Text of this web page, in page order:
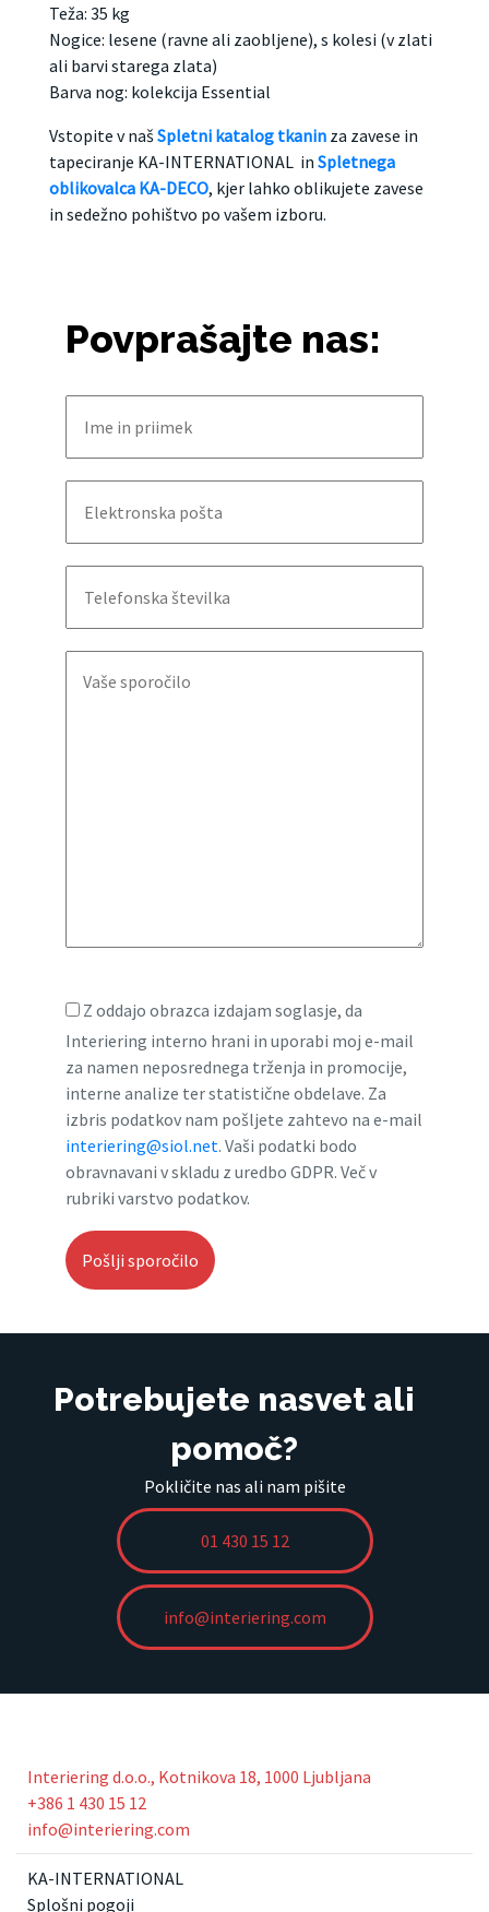
Teža: 35 kg
Nogice: lesene (ravne ali zaobljene), s kolesi (v zlati
ali barvi starega zlata)
Barva nog: kolekcija Essential
Vstopite v našSpletni katalog tkanin za zavese in
tapeciranje KA-INTERNATIONAL in Spletnega
oblikovalca KA-DECO, kjer lahko oblikujete zavese
in sedežno pohištvo po vašem izboru.
Povprašajte nas:
Z oddajo obrazca izdajam soglasje, da
Interiering interno hrani in uporabi moj e-mail
za namen neposrednega trženja in promocije,
interne analize ter statistične obdelave. Za
izbris podatkov nam pošljete zahtevo na e-mail
interiering@siol.net. Vaši podatki bodo
obravnavani v skladu z uredbo GDPR. Več v
rubriki varstvo podatkov.
Potrebujete nasvet ali
pomoč?
Pokličite nas ali nam pišite
01 430 15 12
info@interiering.com
Interiering d.o.o., Kotnikova 18, 1000 Ljubljana
+386 1 430 15 12
info@interiering.com
KA-INTERNATIONAL
Splošni pogoji